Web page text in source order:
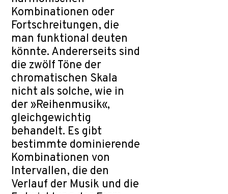
Kombinationen oder
Fortschreitungen, die
man funktional deuten
könnte. Andererseits sind
die zwölf Töne der
chromatischen Skala
nicht als solche, wie in
der »Reihenmusik«,
gleichgewichtig
behandelt. Es gibt
bestimmte dominierende
Kombinationen von
Intervallen, die den
Verlauf der Musik und die